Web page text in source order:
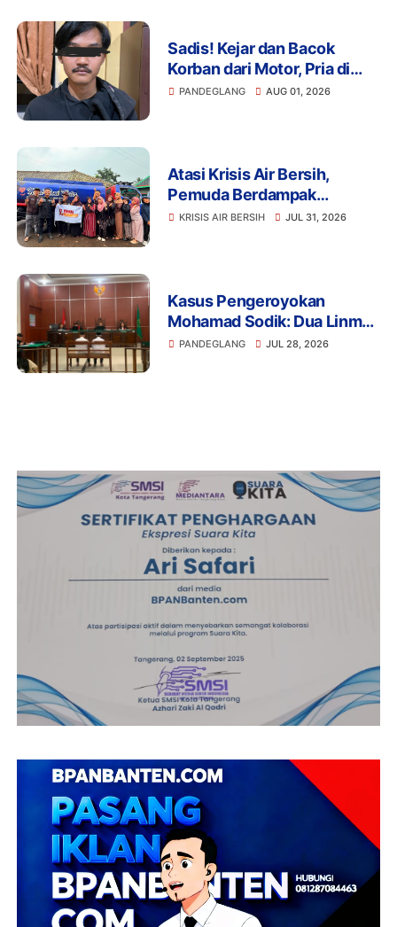
Sadis! Kejar dan Bacok
Korban dari Motor, Pria di
Pandeglang Diciduk Polisi
PANDEGLANG AUG 01, 2026
Atasi Krisis Air Bersih,
Pemuda Berdampak
Kerahkan 4 Tangki Air untuk
KRISIS AIR BERSIH JUL 31, 2026
Kasus Pengeroyokan
Mohamad Sodik: Dua Linmas
Pandeglang Diganjar 5 Bulan
PANDEGLANG JUL 28, 2026